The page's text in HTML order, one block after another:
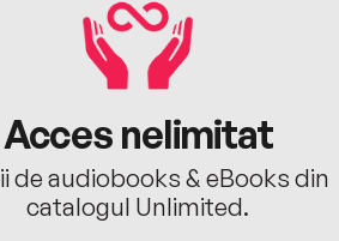
Acces nelimitat
de audiobooks & eBooks din
catalogul Unlimited.